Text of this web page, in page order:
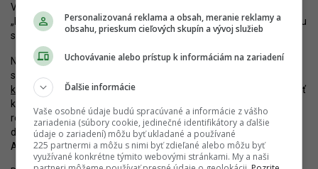
Vyššie z dvojice veží by mohla mať vyše 105 metrov. Aj tu bude
„hotelové“ bývanie, väčšinou ale pôjde o klasické byty. Architektúru
spracúva kancelária Bogle Architects.
Na severozápadnej strane Vajnorskej sa zas pripravuje na vznik
svojho vlajkového developmentu pod názvom
komplex Zátišiespoločnosť Atrios. Firma tu pôvodne chcela stavať
kancelársku vežu, hotel a menší rozsah bývania. Neskôr sa
rozhodla pre byty, ktoré umiestni aj v 64 metrov vysokej
dominante. Najprv však musí počkať na zmenu Územného plánu.
Architektúru pripravila vo vlastnej réžii.
Personalizovaná reklama a obsah, meranie reklamy a
obsahu, prieskum cieľových skupín a vývoj služieb
Uchovávanie alebo prístup k informáciám na zariadení
Ďalšie informácie
Vaše osobné údaje budú spracúvané a informácie z vášho
zariadenia (súbory cookie, jedinečné identifikátory a ďalšie
údaje o zariadení) môžu byť ukladané a používané
225 partnermi a môžu s nimi byť zdieľané alebo môžu byť
využívané konkrétne týmito webovými stránkami. My a naši